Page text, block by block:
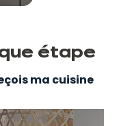
étape
ma cuisine